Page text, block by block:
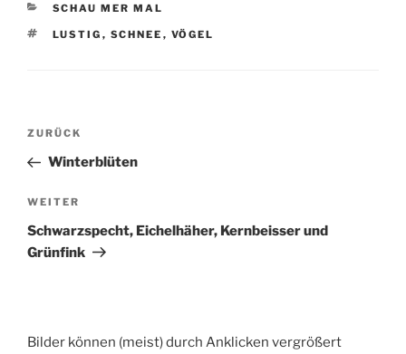
KATEGORIEN
SCHAU MER MAL
SCHLAGWÖRTER
LUSTIG , SCHNEE , VÖGEL
Beitragsnavigation
Vorheriger
Beitrag
ZURÜCK
Winterblüten
Nächster
Beitrag
WEITER
Schwarzspecht, Eichelhäher, Kernbeisser und
Grünfink
Bilder können (meist) durch Anklicken vergrößert